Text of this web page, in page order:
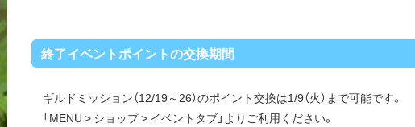
終了イベントポイントの交換期間
ギルドミッション（12/19～26）のポイント交換は1/9（火）まで可能です。
「MENU > ショップ > イベントタブ」よりご利用ください。